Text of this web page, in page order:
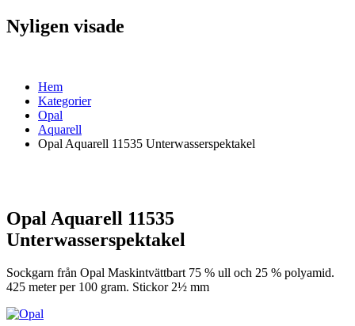
Nyligen visade
Hem
Kategorier
Opal
Aquarell
Opal Aquarell 11535 Unterwasserspektakel
Opal Aquarell 11535
Unterwasserspektakel
Sockgarn från Opal Maskintvättbart 75 % ull och 25 % polyamid.
425 meter per 100 gram. Stickor 2½ mm